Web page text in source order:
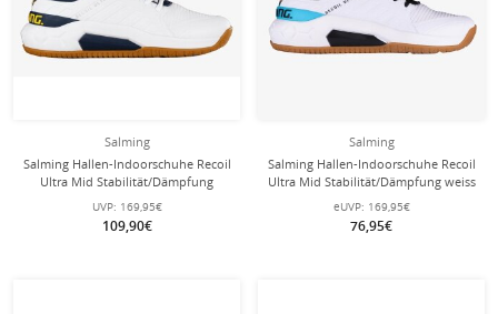
Salming
Salming Hallen-Indoorschuhe Recoil
Ultra Mid Stabilität/Dämpfung
weiss/navyblau Herren
UVP: 169,95€
109,90€
Salming
Salming Hallen-Indoorschuhe Recoil
Ultra Mid Stabilität/Dämpfung weiss
Herren
eUVP: 169,95€
76,95€